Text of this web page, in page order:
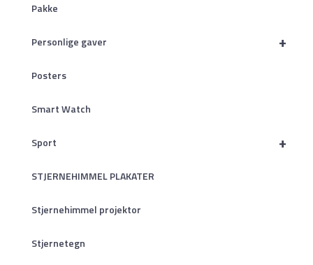
Pakke
+
Personlige gaver
Posters
Smart Watch
+
Sport
STJERNEHIMMEL PLAKATER
Stjernehimmel projektor
Stjernetegn